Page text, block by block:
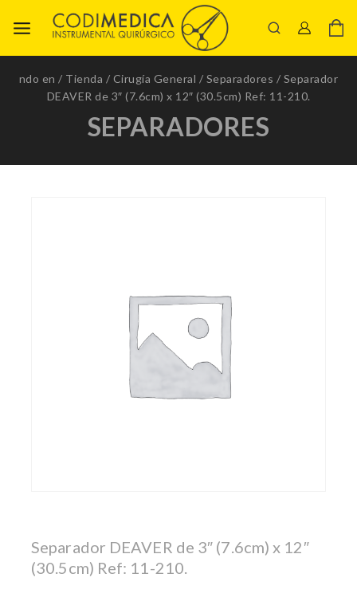
ndo en / Tienda / Cirugía General / Separadores / Separador
DEAVER de 3″ (7.6cm) x 12″ (30.5cm) Ref: 11-210.
SEPARADORES
Separador DEAVER de 3″ (7.6cm) x 12″
(30.5cm) Ref: 11-210.